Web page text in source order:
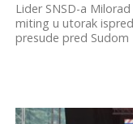
Lider SNSD-a
miting u utorak
presude pred Sudom